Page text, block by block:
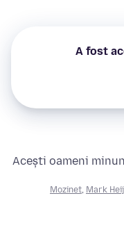
A fost
Acești oameni
Mozinet, Mark